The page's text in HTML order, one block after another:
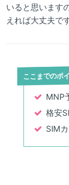
いると思います
えれば大丈夫です
ここまでのポ
MNP
格安
SIM